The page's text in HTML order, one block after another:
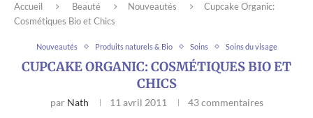
Accueil Beauté Nouveautés
Cupcake Organic:
Cosmétiques Bio et Chics
Nouveautés Produits naturels & Bio Soins Soins du visage
CUPCAKE ORGANIC: COSMÉTIQUES BIO ET
CHICS
par Nath 11 avril 2011 43 commentaires